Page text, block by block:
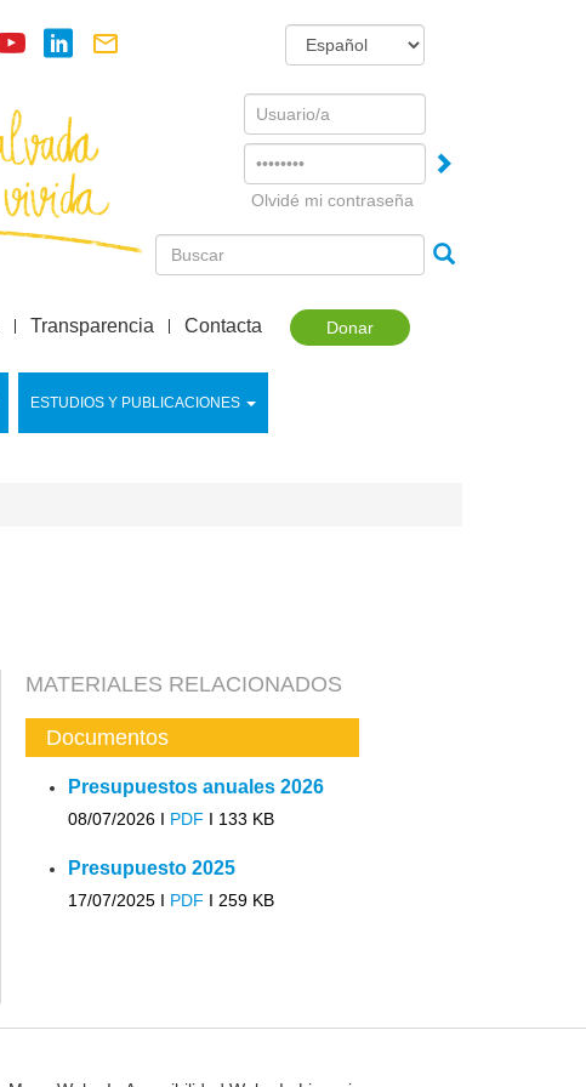
Username
Olvidé mi contraseña
Donar
ESTUDIOS Y PUBLICACIONES
Transparencia Contacta
MATERIALES RELACIONADOS
Documentos
Presupuestos anuales 2026
08/07/2026 I PDF I 133 KB
Presupuesto 2025
17/07/2025 I PDF I 259 KB